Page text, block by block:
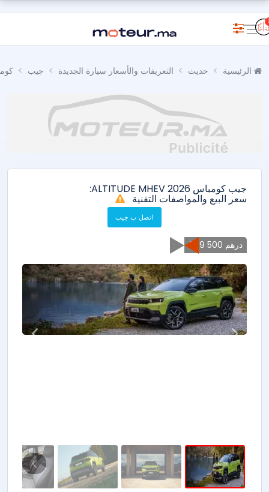
حديث التعريفات والأسعار سيارة الجديدة جيب
جيب كومباس ALTITUDE MHEV 2026:
سعر البيع والمواصفات التقنية
اتصل ب جيب
379 500 درهم